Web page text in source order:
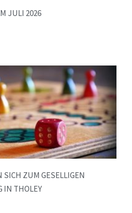
JULI 2026
SICH ZUM GESELLIGEN
IN THOLEY